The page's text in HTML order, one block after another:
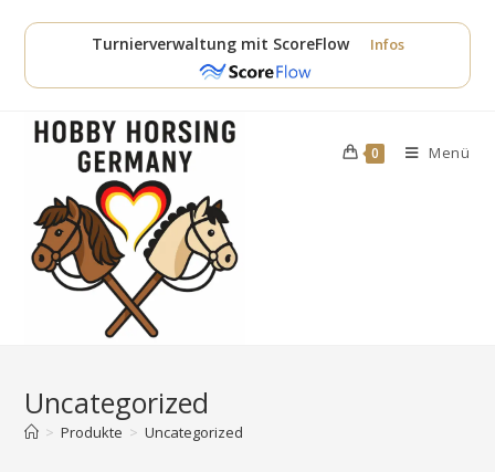
Inhalt
Turnierverwaltung mit ScoreFlow Infos
0 Menü
Uncategorized
> Produkte > Uncategorized